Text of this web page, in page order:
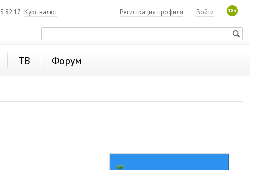
$ 82,17 Курс валют 18+
Войти
Регистрация профиля
ТВ Форум